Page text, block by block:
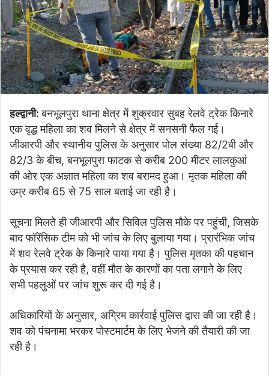
हल्द्वानी:बनभूलपुरा थाना क्षेत्र में शुक्रवार सुबह रेलवे ट्रेक किनारे
एक वृद्ध महिला का शव मिलने से क्षेत्र में सनसनी फैल गई।
जीआरपी और स्थानीय पुलिस के अनुसार पोल संख्या 82/2बी और
82/3 के बीच, बनभूलपुरा फाटक से करीब 200 मीटर लालकुआं
की ओर एक अज्ञात महिला का शव बरामद हुआ। मृतक महिला की
उम्र करीब 65 से 75 साल बताई जा रही है।
सूचना मिलते ही जीआरपी और सिविल पुलिस मौके पर पहुंची, जिसके
बाद फॉरेंसिक टीम को भी जांच के लिए बुलाया गया। प्रारंभिक जांच
में शव रेलवे ट्रेक के किनारे पाया गया है। पुलिस मृतका की पहचान
के प्रयास कर रही है, वहीं मौत के कारणों का पता लगाने के लिए
सभी पहलुओं पर जांच शुरू कर दी गई है।
अधिकारियों के अनुसार, अग्रिम कार्रवाई पुलिस द्वारा की जा रही है।
शव को पंचनामा भरकर पोस्टमार्टम के लिए भेजने की तैयारी की जा
रही है।